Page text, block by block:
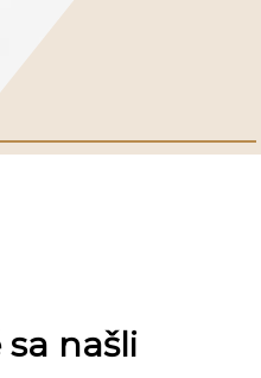
sa našli